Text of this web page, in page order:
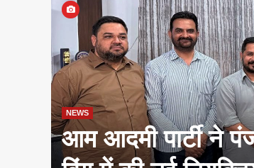
NEWS
आम आदमी पार्टी ने